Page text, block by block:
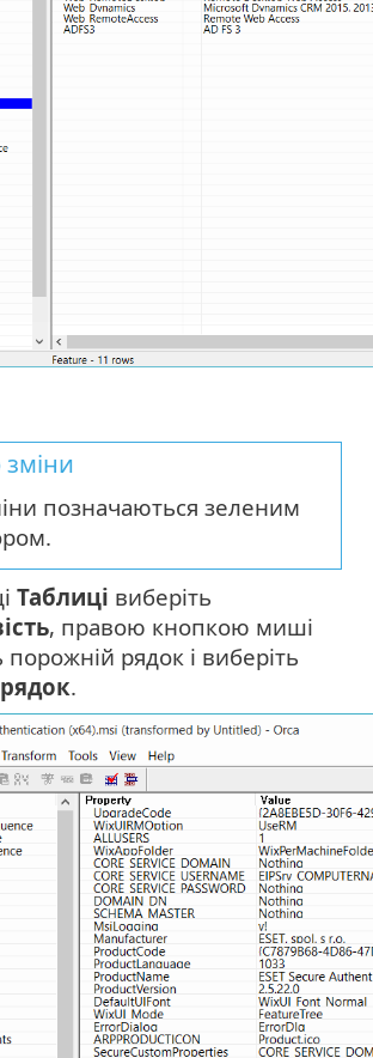
зміни
позначаються зеленим
Таблиці виберіть
, правою кнопкою миші
порожній рядок і виберіть
.